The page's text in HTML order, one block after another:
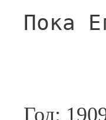
Пока
Год: